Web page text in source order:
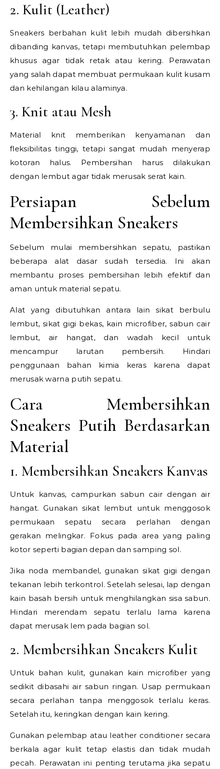
2. Kulit (Leather)
Sneakers berbahan kulit lebih mudah dibersihkan
dibanding kanvas, tetapi membutuhkan pelembap
khusus agar tidak retak atau kering. Perawatan
yang salah dapat membuat permukaan kulit kusam
dan kehilangan kilau alaminya.
3. Knit atau Mesh
Material knit memberikan kenyamanan dan
fleksibilitas tinggi, tetapi sangat mudah menyerap
kotoran halus. Pembersihan harus dilakukan
dengan lembut agar tidak merusak serat kain.
Persiapan Sebelum
Membersihkan Sneakers
Sebelum mulai membersihkan sepatu, pastikan
beberapa alat dasar sudah tersedia. Ini akan
membantu proses pembersihan lebih efektif dan
aman untuk material sepatu.
Alat yang dibutuhkan antara lain sikat berbulu
lembut, sikat gigi bekas, kain microfiber, sabun cair
lembut, air hangat, dan wadah kecil untuk
mencampur larutan pembersih. Hindari
penggunaan bahan kimia keras karena dapat
merusak warna putih sepatu.
Cara Membersihkan
Sneakers Putih Berdasarkan
Material
1. Membersihkan Sneakers Kanvas
Untuk kanvas, campurkan sabun cair dengan air
hangat. Gunakan sikat lembut untuk menggosok
permukaan sepatu secara perlahan dengan
gerakan melingkar. Fokus pada area yang paling
kotor seperti bagian depan dan samping sol.
Jika noda membandel, gunakan sikat gigi dengan
tekanan lebih terkontrol. Setelah selesai, lap dengan
kain basah bersih untuk menghilangkan sisa sabun.
Hindari merendam sepatu terlalu lama karena
dapat merusak lem pada bagian sol.
2. Membersihkan Sneakers Kulit
Untuk bahan kulit, gunakan kain microfiber yang
sedikit dibasahi air sabun ringan. Usap permukaan
secara perlahan tanpa menggosok terlalu keras.
Setelah itu, keringkan dengan kain kering.
Gunakan pelembap atau leather conditioner secara
berkala agar kulit tetap elastis dan tidak mudah
pecah. Perawatan ini penting terutama jika sepatu